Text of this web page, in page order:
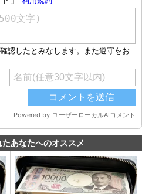
あなたへのオススメ